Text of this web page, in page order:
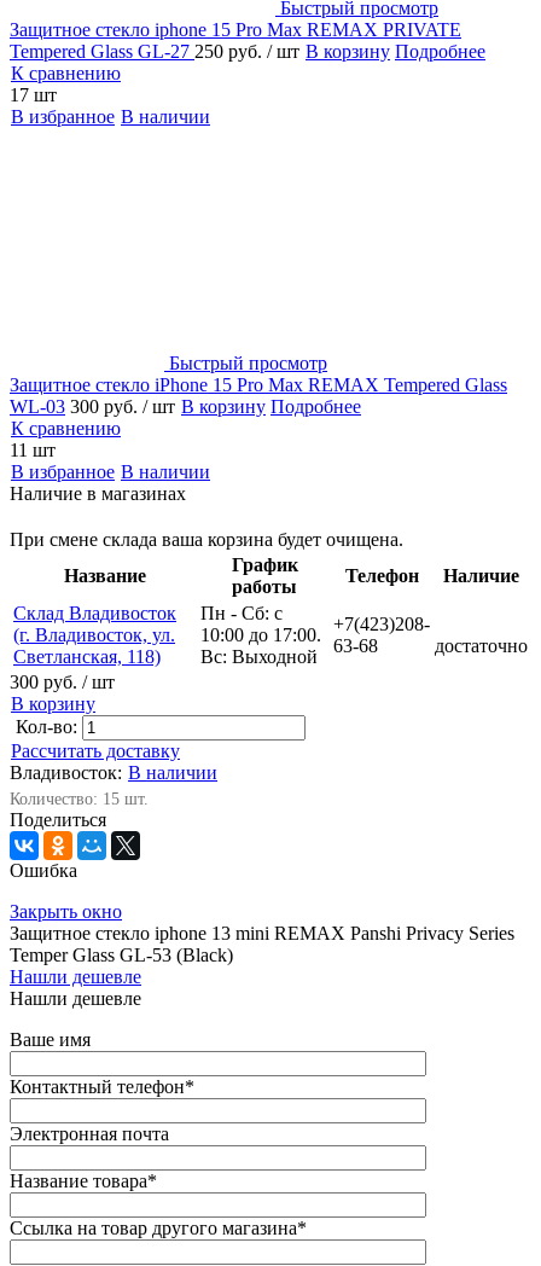
Быстрый просмотр
Защитное стекло iphone 15 Pro Max REMAX PRIVATE
Tempered Glass GL-27 250 руб. / шт В корзину Подробнее
К сравнению
17 шт
В избранное В наличии
Быстрый просмотр
Защитное стекло iPhone 15 Pro Max REMAX Tempered Glass
WL-03 300 руб. / шт В корзину Подробнее
К сравнению
11 шт
В избранное В наличии
Наличие в магазинах
При смене склада ваша корзина будет очищена.
Название
График
работы
Телефон
Наличие
Склад Владивосток
(г. Владивосток, ул.
Светланская, 118)
Пн - Сб: с
10:00 до 17:00.
Вс: Выходной
+7(423)208-
63-68
достаточно
300 руб. / шт
В корзину
Кол-во:
Рассчитать доставку
Владивосток: В наличии
Количество: 15 шт.
Поделиться
Ошибка
Закрыть окно
Защитное стекло iphone 13 mini REMAX Panshi Privacy Series
Temper Glass GL-53 (Black)
Нашли дешевле
Нашли дешевле
Ваше имя
Контактный телефон*
Электронная почта
Название товара*
Ссылка на товар другого магазина*